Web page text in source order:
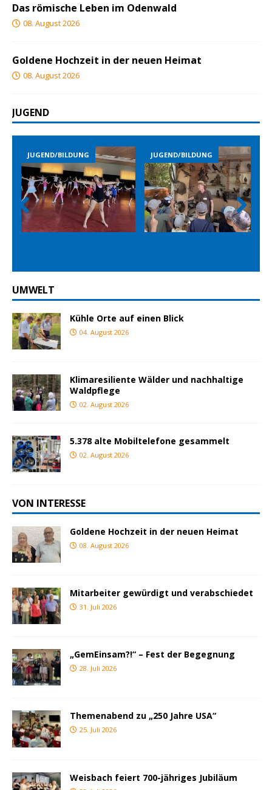
Das römische Leben im Odenwald
08. August 2026
Goldene Hochzeit in der neuen Heimat
08. August 2026
JUGEND
JUGEND/BILDUNG JUGEND/BILDUNG
Prev
ious
Nex
t
UMWELT
Kühle Orte auf einen Blick
04. August 2026
Klimaresiliente Wälder und nachhaltige
Waldpflege
02. August 2026
5.378 alte Mobiltelefone gesammelt
02. August 2026
VON INTERESSE
Goldene Hochzeit in der neuen Heimat
08. August 2026
Mitarbeiter gewürdigt und verabschiedet
31. Juli 2026
„GemEinsam?!“ – Fest der Begegnung
28. Juli 2026
Themenabend zu „250 Jahre USA“
25. Juli 2026
Weisbach feiert 700-jähriges Jubiläum